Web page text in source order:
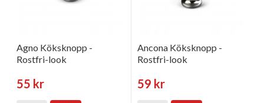
Agno Köksknopp -
Rostfri-look
55 kr
Ancona Köksknopp -
Rostfri-look
59 kr